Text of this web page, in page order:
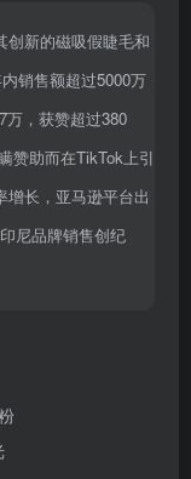
创新的磁吸假睫毛和
销售额超过5000万
万，获赞超过380
赞助而在TikTok上引
长，亚马逊平台出
尼品牌销售创纪